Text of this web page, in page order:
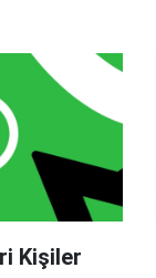
Kişiler